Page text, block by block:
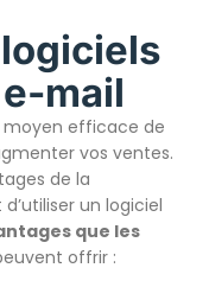
mail
efficace de
vos ventes.
de la
un logiciel
que les
offrir :